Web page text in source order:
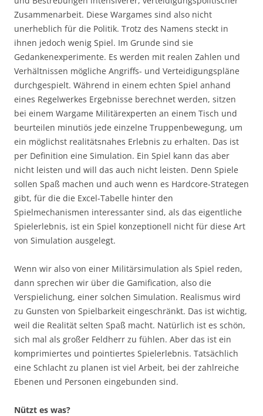
Zusammenarbeit. Diese Wargames sind also nicht
unerheblich für die Politik. Trotz des Namens steckt in
ihnen jedoch wenig Spiel. Im Grunde sind sie
Gedankenexperimente. Es werden mit realen Zahlen und
Verhältnissen mögliche Angriffs- und Verteidigungspläne
durchgespielt. Während in einem echten Spiel anhand
eines Regelwerkes Ergebnisse berechnet werden, sitzen
bei einem Wargame Militärexperten an einem Tisch und
beurteilen minutiös jede einzelne Truppenbewegung, um
ein möglichst realitätsnahes Erlebnis zu erhalten. Das ist
per Definition eine Simulation. Ein Spiel kann das aber
nicht leisten und will das auch nicht leisten. Denn Spiele
sollen Spaß machen und auch wenn es Hardcore-Strategen
gibt, für die die Excel-Tabelle hinter den
Spielmechanismen interessanter sind, als das eigentliche
Spielerlebnis, ist ein Spiel konzeptionell nicht für diese Art
von Simulation ausgelegt.
Wenn wir also von einer Militärsimulation als Spiel reden,
dann sprechen wir über die Gamification, also die
Verspielichung, einer solchen Simulation. Realismus wird
zu Gunsten von Spielbarkeit eingeschränkt. Das ist wichtig,
weil die Realität selten Spaß macht. Natürlich ist es schön,
sich mal als großer Feldherr zu fühlen. Aber das ist ein
komprimiertes und pointiertes Spielerlebnis. Tatsächlich
eine Schlacht zu planen ist viel Arbeit, bei der zahlreiche
Ebenen und Personen eingebunden sind.
Nützt es was?